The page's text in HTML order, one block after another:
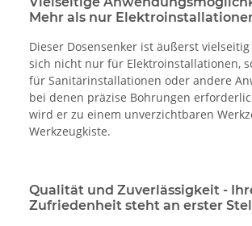
Mehr als nur
Dieser Dosensenker ist äußerst
sich nicht nur für Elektroinstallationen,
für Sanitärinstallationen oder andere
bei denen präzise Bohrungen
wird er zu einem unverzichtbaren
Werkzeugkiste.
Qualität und Zuverlässigkeit -
Zufriedenheit steht an erster